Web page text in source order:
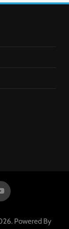
Powered By